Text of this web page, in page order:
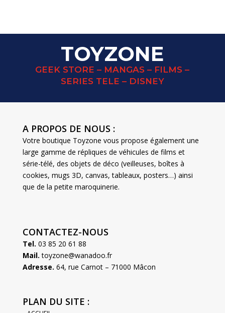
TOYZONE
GEEK STORE – MANGAS – FILMS –
SERIES TELE – DISNEY
A PROPOS DE NOUS :
Votre boutique Toyzone vous propose également une
large gamme de répliques de véhicules de films et
série-télé, des objets de déco (veilleuses, boîtes à
cookies, mugs 3D, canvas, tableaux, posters…) ainsi
que de la petite maroquinerie.
CONTACTEZ-NOUS
Tel. 03 85 20 61 88
Mail. toyzone@wanadoo.fr
Adresse. 64, rue Carnot – 71000 Mâcon
PLAN DU SITE :